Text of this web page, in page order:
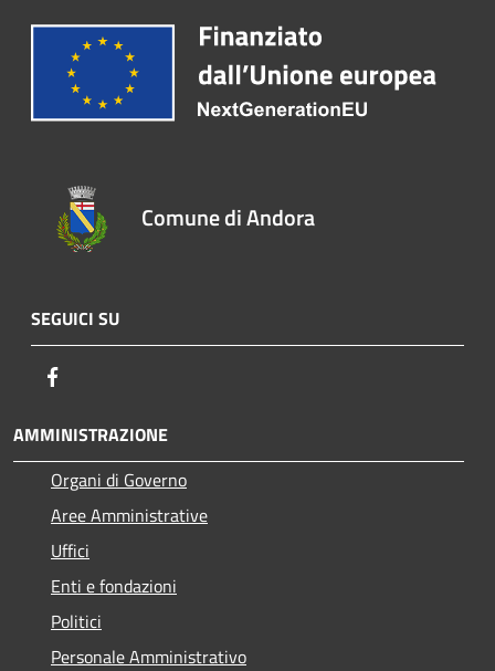
Comune di Andora
SEGUICI SU
AMMINISTRAZIONE
Organi di Governo
Aree Amministrative
Uffici
Enti e fondazioni
Politici
Personale Amministrativo